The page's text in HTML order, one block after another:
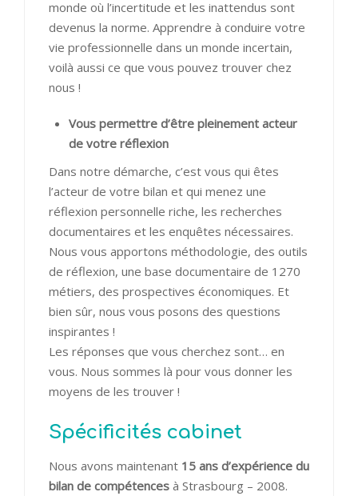
monde où l’incertitude et les inattendus sont
devenus la norme. Apprendre à conduire votre
vie professionnelle dans un monde incertain,
voilà aussi ce que vous pouvez trouver chez
nous !
Vous permettre d’être pleinement acteur
de votre réflexion
Dans notre démarche, c’est vous qui êtes
l’acteur de votre bilan et qui menez une
réflexion personnelle riche, les recherches
documentaires et les enquêtes nécessaires.
Nous vous apportons méthodologie, des outils
de réflexion, une base documentaire de 1270
métiers, des prospectives économiques. Et
bien sûr, nous vous posons des questions
inspirantes !
Les réponses que vous cherchez sont… en
vous. Nous sommes là pour vous donner les
moyens de les trouver !
Spécificités cabinet
Nous avons maintenant 15 ans d’expérience du
bilan de compétences à Strasbourg – 2008.